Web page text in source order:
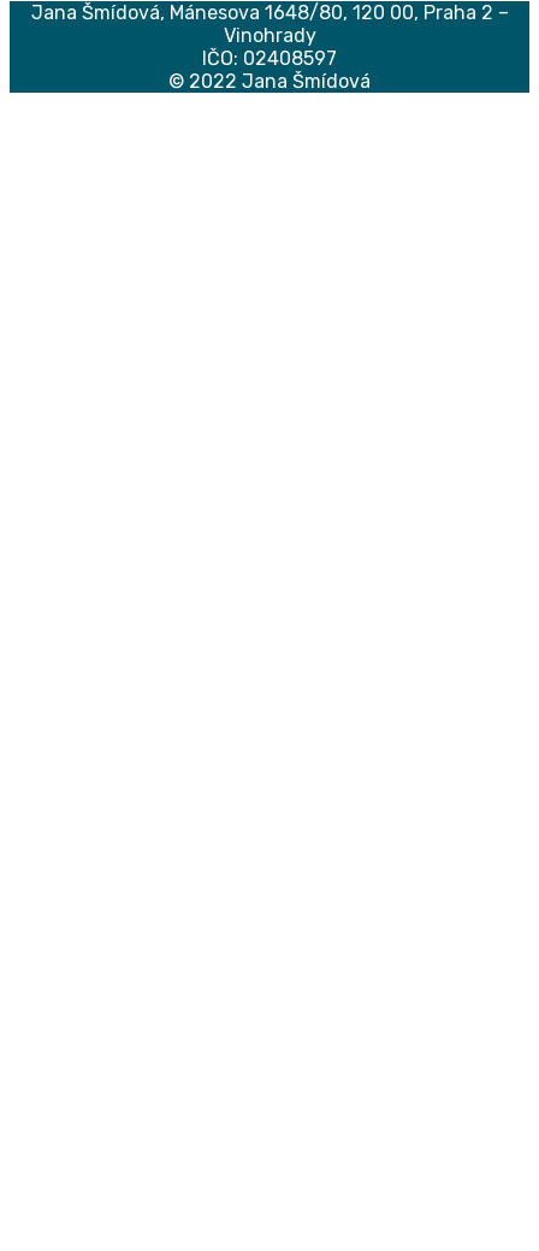
Jana Šmídová, Mánesova 1648/80, 120 00, Praha 2 –
Vinohrady
IČO: 02408597
© 2022 Jana Šmídová